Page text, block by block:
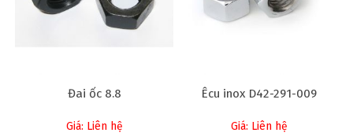
Đai ốc 8.8
Giá: Liên hệ
Êcu inox D42-291-009
Giá: Liên hệ